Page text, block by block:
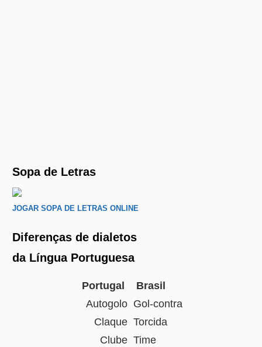
Sopa de Letras
JOGAR SOPA DE LETRAS ONLINE
Diferenças de dialetos
da Língua Portuguesa
Portugal
Brasil
Autogolo Gol-contra
Claque Torcida
Clube Time